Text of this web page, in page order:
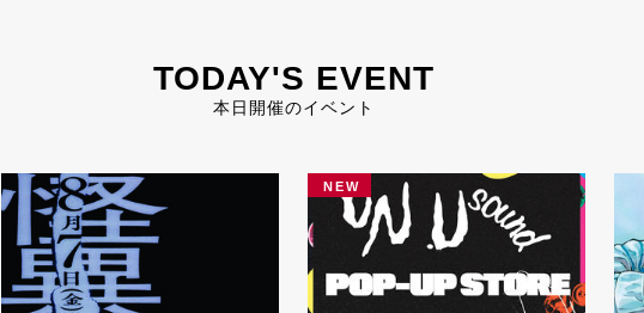
TODAY'S EVENT
本日開催のイベント
NEW